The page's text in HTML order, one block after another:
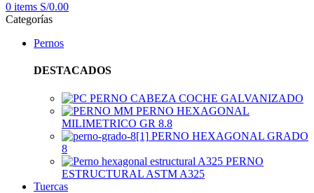
0 items S/0.00
Categorías
Pernos
DESTACADOS
PERNO CABEZA COCHE GALVANIZADO
PERNO HEXAGONAL
MILIMETRICO GR 8.8
PERNO HEXAGONAL GRADO
8
PERNO
ESTRUCTURAL ASTM A325
Tuercas